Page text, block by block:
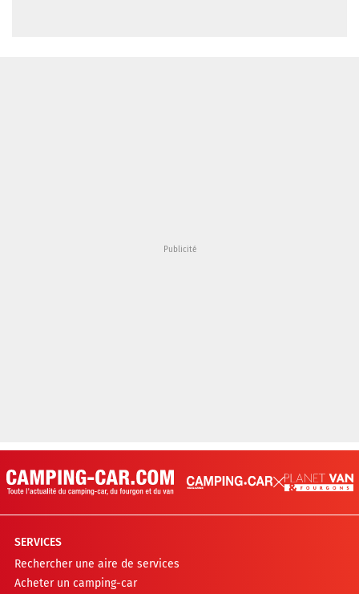
SERVICES
Rechercher une aire de services
Acheter un camping-car